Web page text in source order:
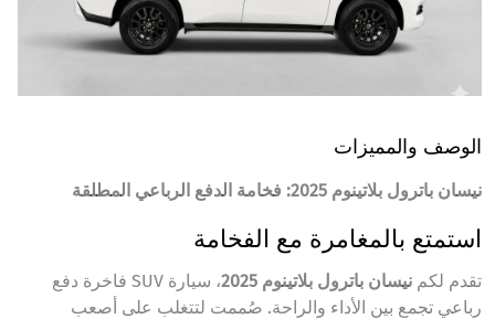
الوصف والمميزات
نيسان باترول بلاتينوم 2025: فخامة الدفع الرباعي المطلقة
استمتع بالمغامرة مع الفخامة
تقدم لكم نيسان باترول بلاتينوم 2025
، سيارة SUV فاخرة دفع
رباعي تجمع بين الأداء والراحة. صُممت لتتغلب على أصعب